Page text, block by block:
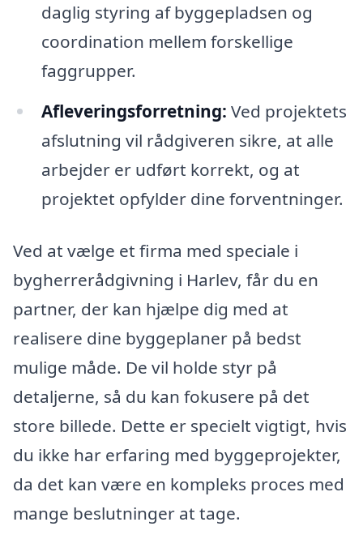
daglig styring af byggepladsen og
coordination mellem forskellige
faggrupper.
Afleveringsforretning: Ved projektets
afslutning vil rådgiveren sikre, at alle
arbejder er udført korrekt, og at
projektet opfylder dine forventninger.
Ved at vælge et firma med speciale i
bygherrerådgivning i Harlev, får du en
partner, der kan hjælpe dig med at
realisere dine byggeplaner på bedst
mulige måde. De vil holde styr på
detaljerne, så du kan fokusere på det
store billede. Dette er specielt vigtigt, hvis
du ikke har erfaring med byggeprojekter,
da det kan være en kompleks proces med
mange beslutninger at tage.